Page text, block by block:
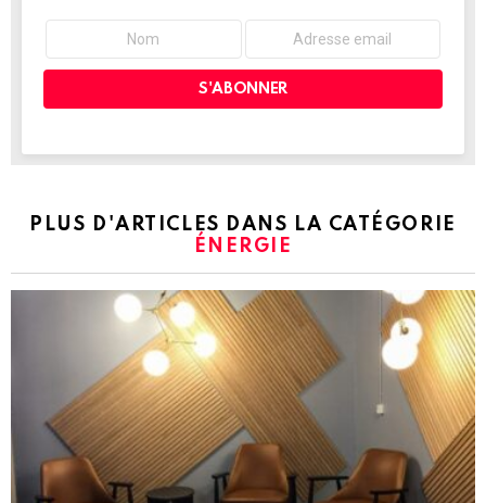
PLUS D'ARTICLES DANS LA CATÉGORIE
ÉNERGIE